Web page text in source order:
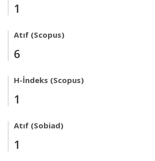
1
Atıf (Scopus)
6
H-İndeks (Scopus)
1
Atıf (Sobiad)
1